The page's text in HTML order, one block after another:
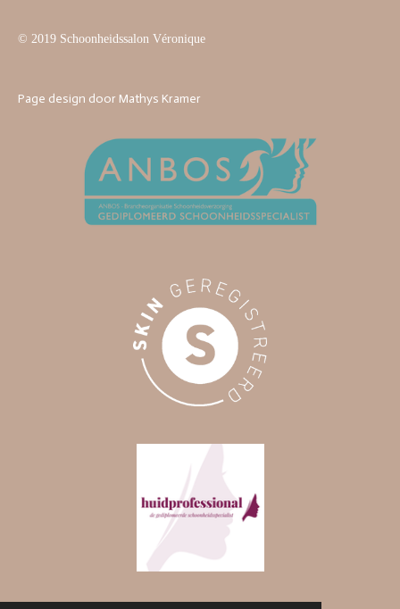
© 2019 Schoonheidssalon Véronique
Page design door Mathys Kramer